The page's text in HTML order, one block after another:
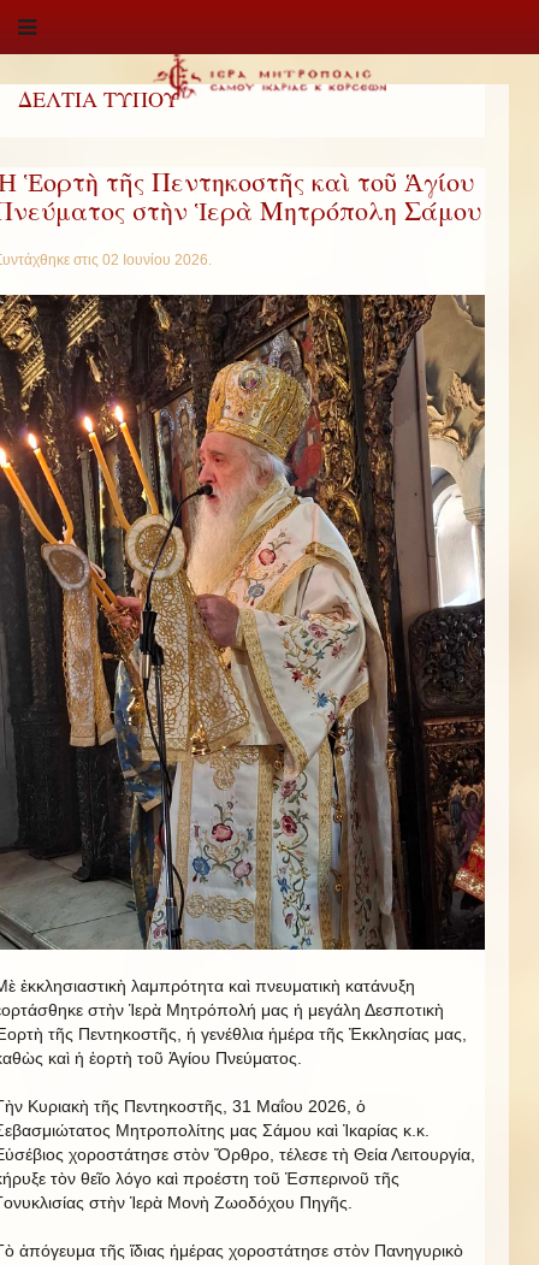
ΔΕΛΤΙΑ ΤΥΠΟΥ
Ἑορτὴ τῆς Πεντηκοστῆς καὶ τοῦ Ἁγίου
στὴν Ἱερὰ Μητρόπολη Σάμου
στις 02 Ιουνίου 2026.
ἐκκλησιαστικὴ λαμπρότητα καὶ πνευματικὴ κατάνυξη
στὴν Ἱερὰ Μητρόπολή μας ἡ μεγάλη Δεσποτικὴ
τῆς Πεντηκοστῆς, ἡ γενέθλια ἡμέρα τῆς Ἐκκλησίας μας,
καὶ ἡ ἑορτὴ τοῦ Ἁγίου Πνεύματος.
Κυριακὴ τῆς Πεντηκοστῆς, 31 Μαΐου 2026, ὁ
Μητροπολίτης μας Σάμου καὶ Ἰκαρίας κ.κ.
χοροστάτησε στὸν Ὄρθρο, τέλεσε τὴ Θεία Λειτουργία,
τὸν θεῖο λόγο καὶ προέστη τοῦ Ἑσπερινοῦ τῆς
στὴν Ἱερὰ Μονὴ Ζωοδόχου Πηγῆς.
ἀπόγευμα τῆς ἴδιας ἡμέρας χοροστάτησε στὸν Πανηγυρικὸ